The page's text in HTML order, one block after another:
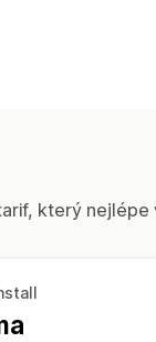
který nejlépe